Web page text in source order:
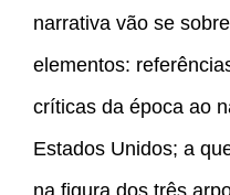
narrativa vão se
elementos:
críticas da época ao
Estados Unidos; a
na figura dos três